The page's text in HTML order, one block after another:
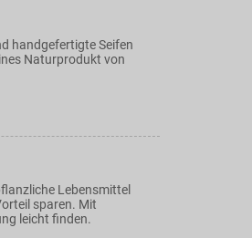
handgefertigte Seifen
Naturprodukt von
Lebensmittel
sparen. Mit
leicht finden.